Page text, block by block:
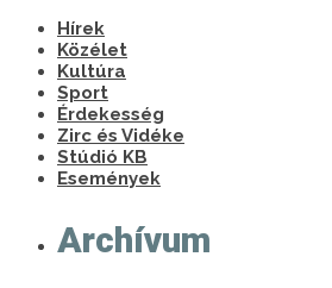
Hírek
Közélet
Kultúra
Sport
Érdekesség
Zirc és Vidéke
Stúdió KB
Események
Archívum